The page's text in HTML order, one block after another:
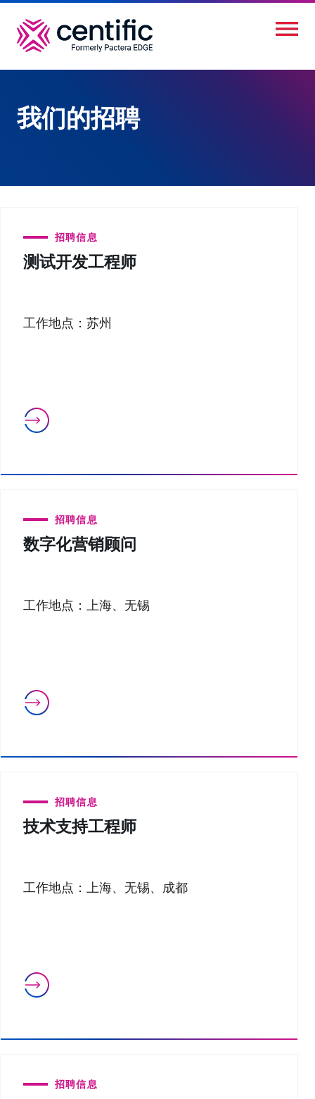
主
我们的招聘
招聘信息
测试开发工程师
工作地点：苏州
招聘信息
数字化营销顾问
工作地点：上海、无锡
招聘信息
技术支持工程师
工作地点：上海、无锡、成都
招聘信息